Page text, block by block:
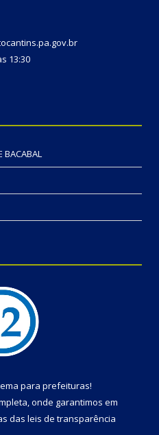
13:30
BACABAL
para prefeituras!
onde garantimos em
das leis de transparência